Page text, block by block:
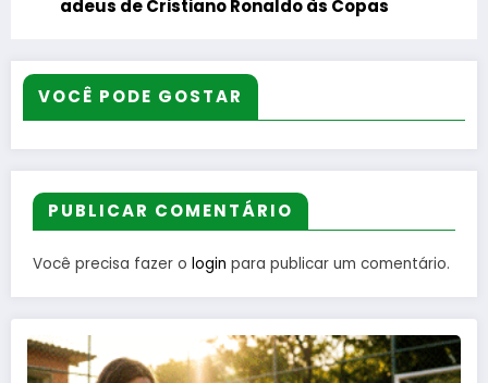
adeus de Cristiano Ronaldo às Copas
VOCÊ PODE GOSTAR
PUBLICAR COMENTÁRIO
Você precisa fazer o login para publicar um comentário.